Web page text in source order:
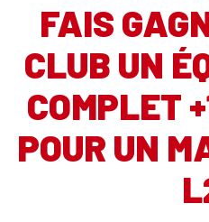
FAIS
CLUB UN
COMPLET
POUR UN